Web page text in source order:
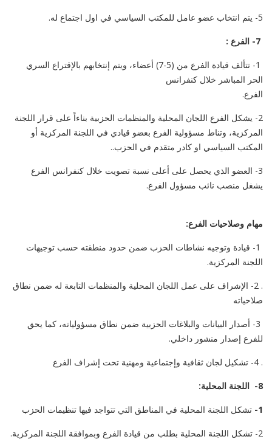
5- يتم انتخاب عضو عامل للمكتب السياسي في اول اجتماع له.
1- تتألف قيادة الفرع من (5-7) أعضاء، ويتم إنتخابهم بالإقتراع السري
الحر المباشر خلال كنفرانس
الفرع.
2- يشكل الفرع اللجان المحلية والمنظمات الحزبية بناءاً على قرار اللجنة
المركزية، وتناط مسؤولية الفرع بعضو قيادي في اللجنة المركزية أو
المكتب السياسي او كادر متقدم في الحزب..
3- العضو الذي يحصل على أعلى نسبة تصويت خلال كنفرانس الفرع
يشغل منصب نائب مسؤول الفرع.
مهام وصلاحيات الفرع:
1- قيادة وتوجيه نشاطات الحزب ضمن حدود منطقته حسب توجيهات
اللجنة المركزية.
. 2- الإشراف على عمل اللجان المحلية والمنظمات التابعة له ضمن نطاق
صلاحياته
3- أصدار البيانات والبلاغات الحزبية ضمن نطاق مسؤولياته، كما يحق
للفرع إصدار منشور داخلي.
. 4- تشكيل لجان ثقافية وإجتماعية ومهنية تحت إشراف الفرع
8- اللجنة المحلية:
1- تشكل اللجنة المحلية في المناطق التي تتواجد فيها تنظيمات الحزب
2- تشكل اللجنة المحلية بطلب من قيادة الفرع وبموافقة اللجنة المركزية.